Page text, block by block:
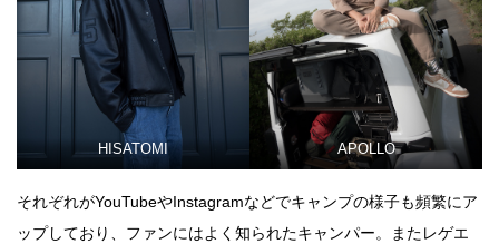
HISATOMI APOLLO
それぞれがYouTubeやInstagramなどでキャンプの様子も頻繁にア
ップしており、ファンにはよく知られたキャンパー。またレゲエ